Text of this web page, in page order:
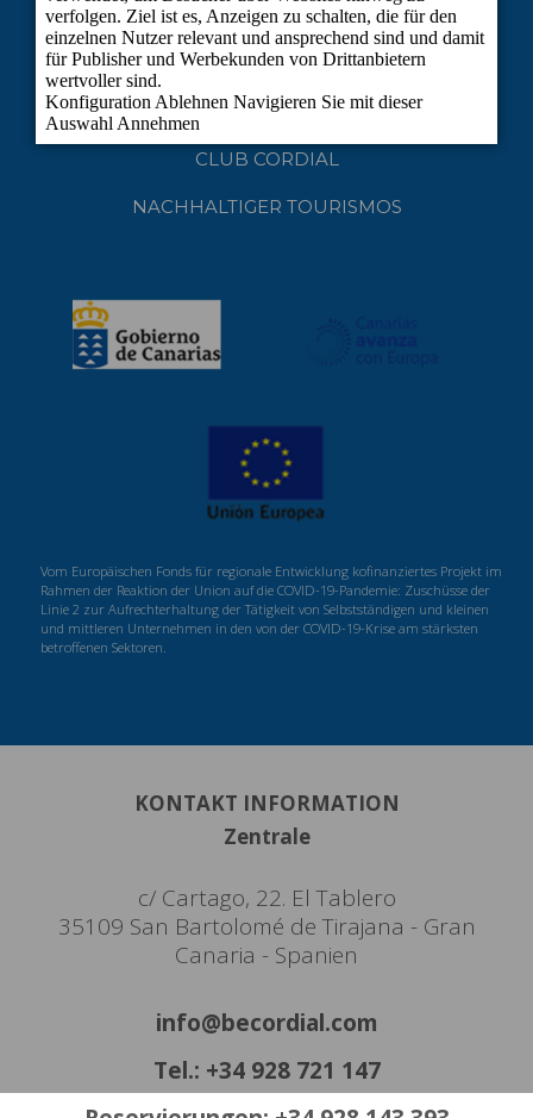
RECHTLICHER HINWEIS
DATENSCHUTZPOLITIK
COOKIES
CLUB CORDIAL
NACHHALTIGER TOURISMOS
Vom Europäischen Fonds für regionale Entwicklung kofinanziertes Projekt im
Rahmen der Reaktion der Union auf die COVID-19-Pandemie: Zuschüsse der
Linie 2 zur Aufrechterhaltung der Tätigkeit von Selbstständigen und kleinen
und mittleren Unternehmen in den von der COVID-19-Krise am stärksten
betroffenen Sektoren.
KONTAKT INFORMATION
Zentrale
c/ Cartago, 22. El Tablero
35109 San Bartolomé de Tirajana - Gran
Canaria - Spanien
info@becordial.com
Tel.: +34 928 721 147